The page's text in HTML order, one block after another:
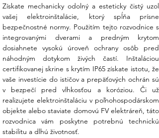
Menovitý prúd
(In)
63 A
Rozmery (V x Š
x H)
388 x 326 x 158 mm
Materiál
ABS (bezhalogénový,
samozhášavý)
Farba
RAL 7035 (svetlošedá)
Príslušenstvo
N + PE mostíky v balení
Rozsah teplôt
-25 °C až +60 °C
Čo získate nákupom v Ensun?
Z vášho prieskumu vieme, že správna
Získate mechanicky odolný a esteticky čistý uzol
vašej elektroinštalácie, ktorý spĺňa prísne
bezpečnostné normy. Použitím tejto rozvodnice s
integrovanými dverami a predným krytom
dosiahnete vysokú úroveň ochrany osôb pred
náhodným dotykom živých častí. Inštaláciou
certifikovanej skrine s krytím IP65 získate istotu, že
vaše investície do ističov a prepäťových ochrán sú
v bezpečí pred vlhkosťou a koróziou. Či už
realizujete elektroinštaláciu v poľnohospodárskom
objekte alebo staviate domovú FV elektráreň, táto
rozvodnica vám poskytne potrebnú technickú
stabilitu a dlhú životnosť.